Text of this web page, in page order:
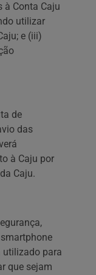
à Conta Caju
utilizar
e (iii)
de
das
à Caju por
Caju.
utilizado para
que sejam